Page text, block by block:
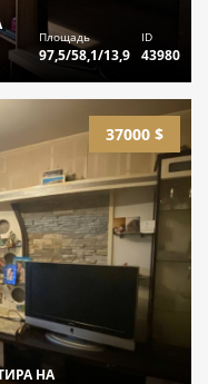
Площадь
97,5/58,1/13,9
ID
43980
37000 $
НА